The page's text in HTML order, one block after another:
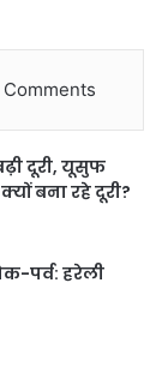
Comments
दूरी, यूसुफ
बना रहे दूरी?
पर्व: हरेली